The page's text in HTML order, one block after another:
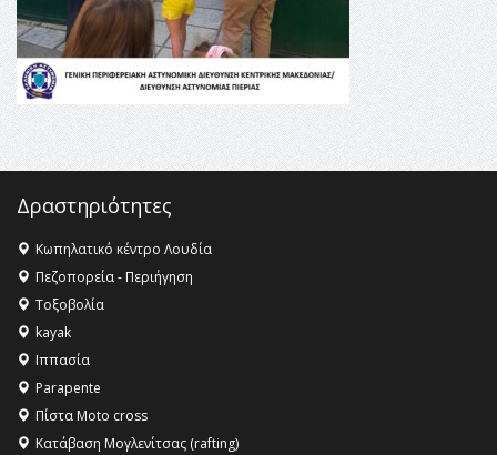
16:18 -ΕΝΟΡΙΑΚΕΣ ΚΑΛΟΚΑΙΡΙΝΕΣ ΔΡΑΣΕΙΣ ΓΙΑ ΠΑΙΔΙΑ
ΣΤΗΝ ΕΔΕΣΣΑ
Δραστηριότητες
Κωπηλατικό κέντρο Λουδία
Πεζοπορεία - Περιήγηση
Τοξοβολία
kayak
Ιππασία
Parapente
Πίστα Moto cross
Κατάβαση Μογλενίτσας (rafting)